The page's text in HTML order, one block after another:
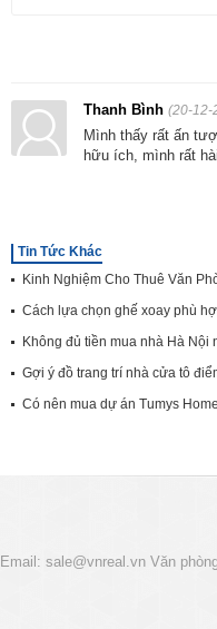
Thanh Bình (20-12-
Mình thấy rất ấn
hữu ích, mình rất
Tin Tức Khác
Kinh Nghiệm Cho Thuê Văn
Cách lựa chọn ghế xoay phù
Không đủ tiền mua nhà Hà Nội
Gợi ý đồ trang trí nhà cửa tô
Có nên mua dự án Tumys
Email: sale@vnreal.vn Văn